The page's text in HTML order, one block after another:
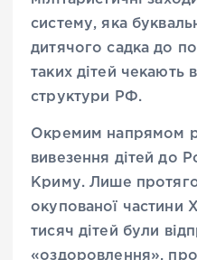
систему, яка
дитячого садка до
таких дітей чекають
структури РФ.
Окремим напрямом
вивезення дітей до
Криму. Лише
окупованої частини
тисяч дітей були
«оздоровлення», про